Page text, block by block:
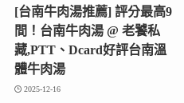
[台南牛肉湯推薦] 評分最高9
間！台南牛肉湯 @ 老饕私
藏,PTT、Dcard好評台南溫
體牛肉湯
2025-12-16